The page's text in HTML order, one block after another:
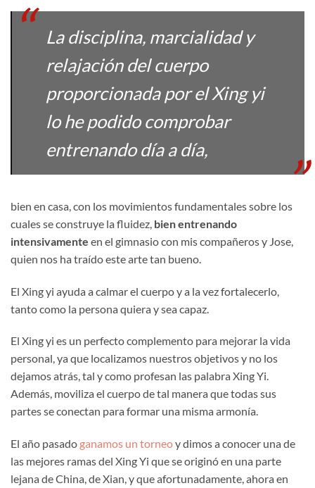
La disciplina, marcialidad y
relajación del cuerpo
proporcionada por el Xing yi
lo he podido comprobar
entrenando día a día,
bien en casa, con los movimientos fundamentales sobre los
cuales se construye la fluidez, bien entrenando
intensivamente en el gimnasio con mis compañeros y Jose,
quien nos ha traído este arte tan bueno.
El Xing yi ayuda a calmar el cuerpo y a la vez fortalecerlo,
tanto como la persona quiera y sea capaz.
El Xing yi es un perfecto complemento para mejorar la vida
personal, ya que localizamos nuestros objetivos y no los
dejamos atrás, tal y como profesan las palabra Xing Yi.
Además, moviliza el cuerpo de tal manera que todas sus
partes se conectan para formar una misma armonía.
El año pasado ganamos un torneoy dimos a conocer una de
las mejores ramas del Xing Yi que se originó en una parte
lejana de China, de Xian, y que afortunadamente, ahora en